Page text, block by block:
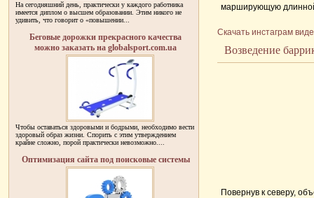
марширующую длинной
На пиру, устроенном
обратился к
лагерем над рекой,
Скачать инстаграм
Возведение
Повернув к северу,
На сегодняшний день, практически у каждого работника
имеется диплом о высшем образовании. Этим никого не
удивить, что говорит о «повышении...
Беговые дорожки прекрасного качества
можно заказать на globalsport.com.ua
Чтобы оставаться здоровыми и бодрыми, необходимо вести
здоровый образ жизни. Спорить с этим утверждением
крайне сложно, порой практически невозможно....
Оптимизация сайта под поисковые системы